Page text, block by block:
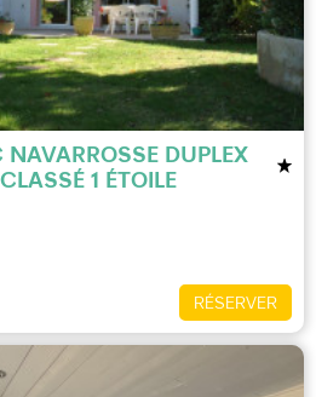
DUPLEX
1 ÉTOILE
RÉSERVER